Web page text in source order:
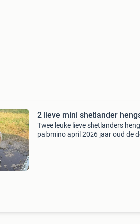
2 lieve mini shetlander
Twee leuke lieve shetlanders
palomino april 2026 jaar oud de